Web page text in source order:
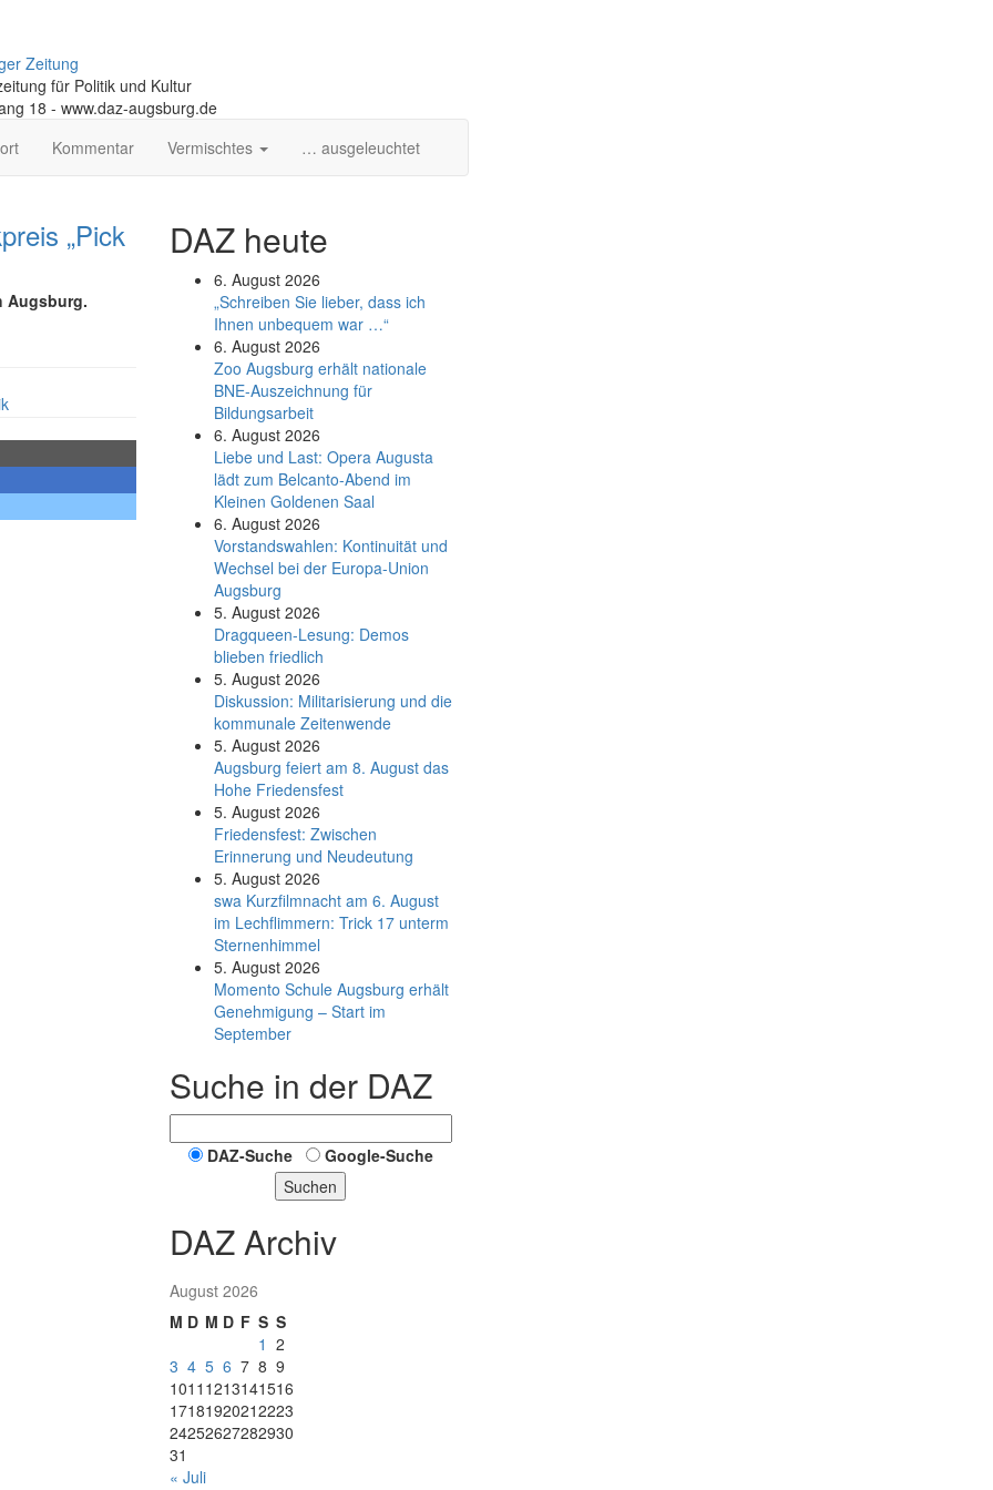
Zeitung
für Politik und Kultur
18 - www.daz-augsburg.de
Kommentar Vermischtes … ausgeleuchtet
„Pick
Augsburg.
DAZ heute
6. August 2026
„Schreiben Sie lieber, dass ich
Ihnen unbequem war …“
6. August 2026
Zoo Augsburg erhält nationale
BNE-Auszeichnung für
Bildungsarbeit
6. August 2026
Liebe und Last: Opera Augusta
lädt zum Belcanto-Abend im
Kleinen Goldenen Saal
6. August 2026
Vorstandswahlen: Kontinuität und
Wechsel bei der Europa-Union
Augsburg
5. August 2026
Dragqueen-Lesung: Demos
blieben friedlich
5. August 2026
Diskussion: Mi­li­ta­ri­sie­rung und die
kommunale Zeitenwende
5. August 2026
Augsburg feiert am 8. August das
Hohe Friedensfest
5. August 2026
Friedensfest: Zwischen
Erinnerung und Neudeutung
5. August 2026
swa Kurz­film­nacht am 6. August
im Lech­flim­mern: Trick 17 unterm
Sternen­himmel
5. August 2026
Momento Schule Augsburg erhält
Genehmigung – Start im
September
Suche in der DAZ
DAZ-Suche
Google-Suche
Suchen
DAZ Archiv
August 2026
M D M D F S S
1 2
3 4 5 6 7 8 9
1011 1213141516
17181920212223
24252627282930
31
« Juli